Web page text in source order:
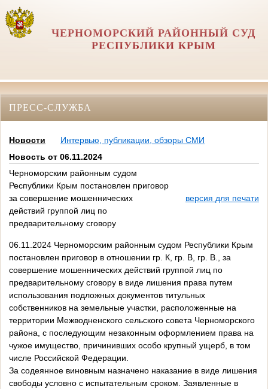
ЧЕРНОМОРСКИЙ РАЙОННЫЙ СУД
РЕСПУБЛИКИ КРЫМ
ПРЕСС-СЛУЖБА
Новости
Интервью, публикации, обзоры СМИ
Новость от 06.11.2024
Черноморским районным судом
Республики Крым постановлен приговор
за совершение мошеннических
действий группой лиц по
предварительному сговору
версия для печати
06.11.2024 Черноморским районным судом Республики Крым
постановлен приговор в отношении гр. К, гр. В, гр. В., за
совершение мошеннических действий группой лиц по
предварительному сговору в виде лишения права путем
использования подложных документов титульных
собственников на земельные участки, расположенные на
территории Межводненского сельского совета Черноморского
района, с последующим незаконным оформлением права на
чужое имущество, причинивших особо крупный ущерб, в том
числе Российской Федерации.
За содеянное виновным назначено наказание в виде лишения
свободы условно с испытательным сроком. Заявленные в